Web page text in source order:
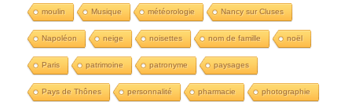
moulin Musique météorologie Nancy sur Cluses
Napoléon neige noisettes nom de famille noël
Paris patrimoine patronyme paysages
Pays de Thônes personnalité pharmacie photographie